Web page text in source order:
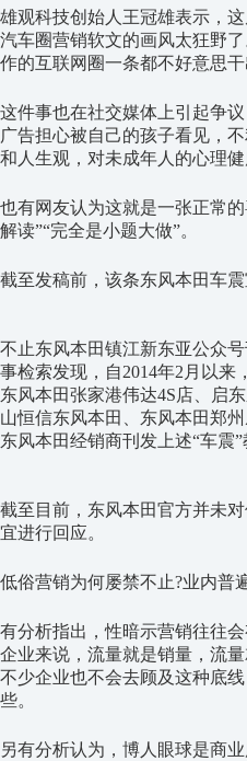
雄观科技创始人王冠雄表示，
汽车圈营销软文的画风太狂野
作的互联网圈一条都不好意思干
这件事也在社交媒体上引起争
广告担心被自己的孩子看见，
和人生观，对未成年人的心理健
也有网友认为这就是一张正常
解读”“完全是小题大做”。
截至发稿前，该条东风本田车震
不止东风本田镇江新东亚公众
事检索发现，自2014年2月以来
东风本田张家港伟达4S店、启
山恒信东风本田、东风本田郑
东风本田经销商刊发上述“车震”
截至目前，东风本田官方并未
宜进行回应。
低俗营销为何屡禁不止?业内普
有分析指出，性暗示营销往往
企业来说，流量就是销量，流
不少企业也不会去顾及这种底
些。
另有分析认为，博人眼球是商